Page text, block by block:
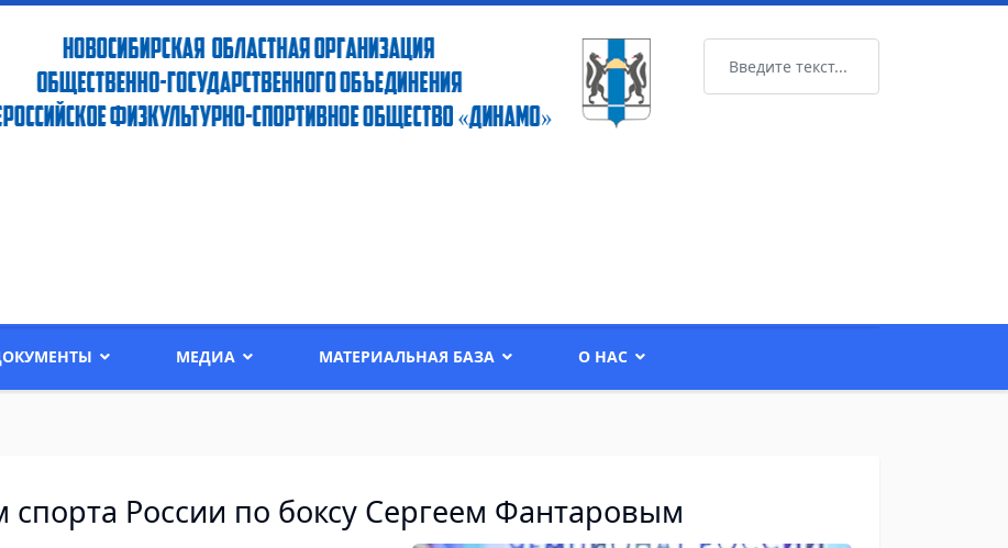
МЕДИА МАТЕРИАЛЬНАЯ БАЗА О НАС
России по боксу Сергеем Фантаровым